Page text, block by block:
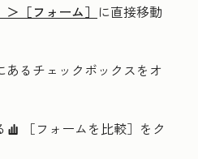
＞ ［フォーム］ に直接移動
あるチェックボックスをオ
generateChart
［フォームを比較］をク